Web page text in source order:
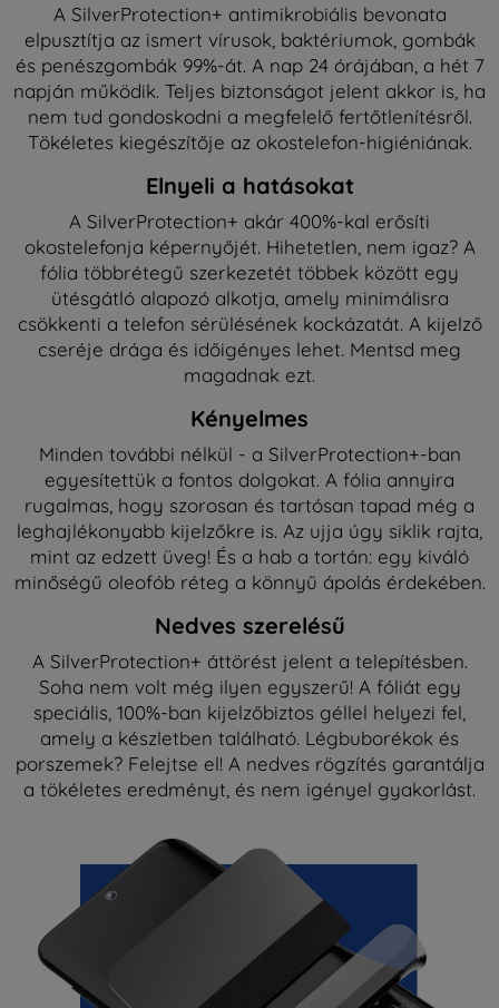
A SilverProtection+ antimikrobiális bevonata
elpusztítja az ismert vírusok, baktériumok, gombák
és penészgombák 99%-át. A nap 24 órájában, a hét 7
napján működik. Teljes biztonságot jelent akkor is, ha
nem tud gondoskodni a megfelelő fertőtlenítésről.
Tökéletes kiegészítője az okostelefon-higiéniának.
Elnyeli a hatásokat
A SilverProtection+ akár 400%-kal erősíti
okostelefonja képernyőjét. Hihetetlen, nem igaz? A
fólia többrétegű szerkezetét többek között egy
ütésgátló alapozó alkotja, amely minimálisra
csökkenti a telefon sérülésének kockázatát. A kijelző
cseréje drága és időigényes lehet. Mentsd meg
magadnak ezt.
Kényelmes
Minden további nélkül - a SilverProtection+-ban
egyesítettük a fontos dolgokat. A fólia annyira
rugalmas, hogy szorosan és tartósan tapad még a
leghajlékonyabb kijelzőkre is. Az ujja úgy siklik rajta,
mint az edzett üveg! És a hab a tortán: egy kiváló
minőségű oleofób réteg a könnyű ápolás érdekében.
Nedves szerelésű
A SilverProtection+ áttörést jelent a telepítésben.
Soha nem volt még ilyen egyszerű! A fóliát egy
speciális, 100%-ban kijelzőbiztos géllel helyezi fel,
amely a készletben található. Légbuborékok és
porszemek? Felejtse el! A nedves rögzítés garantálja
a tökéletes eredményt, és nem igényel gyakorlást.